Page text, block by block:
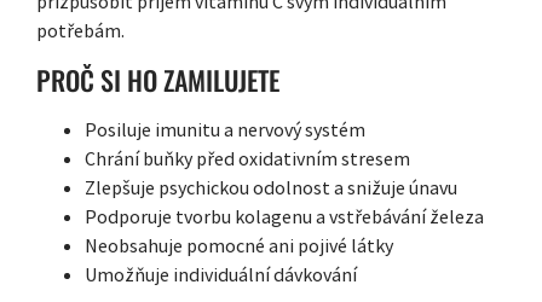
potřebám.
PROČ SI HO ZAMILUJETE
Posiluje imunitu a nervový systém
Chrání buňky před oxidativním stresem
Zlepšuje psychickou odolnost a snižuje únavu
Podporuje tvorbu kolagenu a vstřebávání železa
Neobsahuje pomocné ani pojivé látky
Umožňuje individuální dávkování